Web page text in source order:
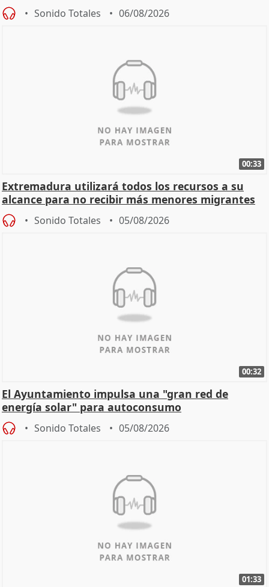
Sonido Totales 06/08/2026
00:33
Extremadura utilizará todos los recursos a su
alcance para no recibir más menores migrantes
Sonido Totales 05/08/2026
00:32
El Ayuntamiento impulsa una "gran red de
energía solar" para autoconsumo
Sonido Totales 05/08/2026
01:33